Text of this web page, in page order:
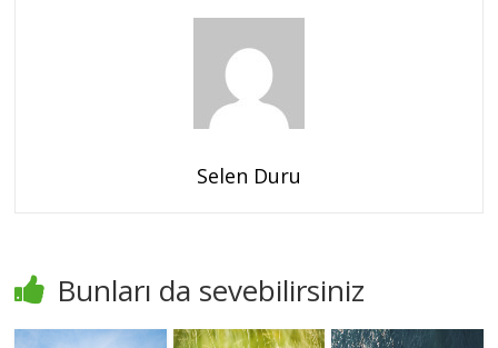
Selen Duru
Bunları da sevebilirsiniz